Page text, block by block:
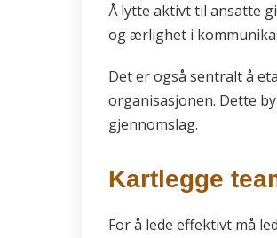
Å lytte aktivt til ansatte
og ærlighet i
Det er også sentralt å
organisasjonen. Dette
gjennomslag.
Kartlegge
For å lede effektivt må